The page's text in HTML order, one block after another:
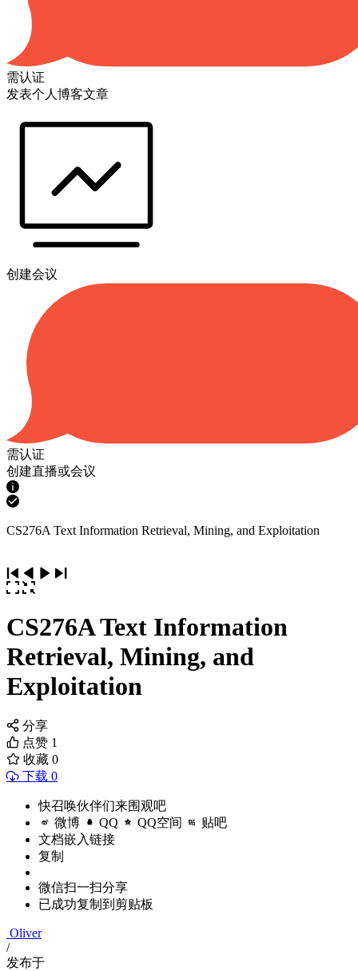
需认证
发表个人博客文章
创建会议
需认证
创建直播或会议
CS276A Text Information Retrieval, Mining, and Exploitation
CS276A Text Information
Retrieval, Mining, and
Exploitation
分享
点赞 1
收藏 0
下载 0
快召唤伙伴们来围观吧
微博 QQ QQ空间 贴吧
文档嵌入链接
复制
微信扫一扫分享
已成功复制到剪贴板
Oliver
/
发布于